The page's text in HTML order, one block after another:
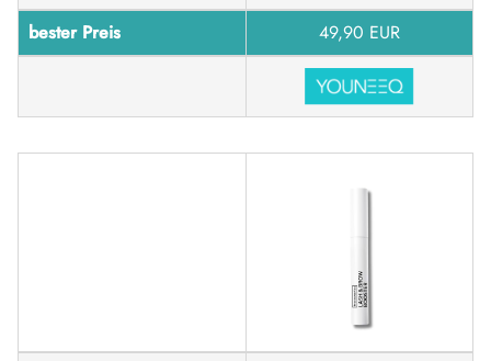
bester Preis 49,90 EUR